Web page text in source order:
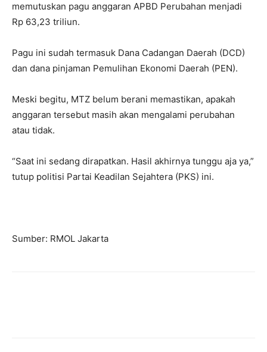
memutuskan pagu anggaran APBD Perubahan menjadi
Rp 63,23 triliun.
Pagu ini sudah termasuk Dana Cadangan Daerah (DCD)
dan dana pinjaman Pemulihan Ekonomi Daerah (PEN).
Meski begitu, MTZ belum berani memastikan, apakah
anggaran tersebut masih akan mengalami perubahan
atau tidak.
“Saat ini sedang dirapatkan. Hasil akhirnya tunggu aja ya,”
tutup politisi Partai Keadilan Sejahtera (PKS) ini.
Sumber: RMOL Jakarta